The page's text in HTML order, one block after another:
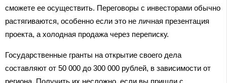
сможете ее осуществить. Переговоры с инвесторами обычно
растягиваются, особенно если это не личная презентация
проекта, а холодная продажа через переписку.
Государственные гранты на открытие своего дела
составляют от 50 000 до 300 000 рублей, в зависимости от
региона. Получить их несложно, если вы пришли с